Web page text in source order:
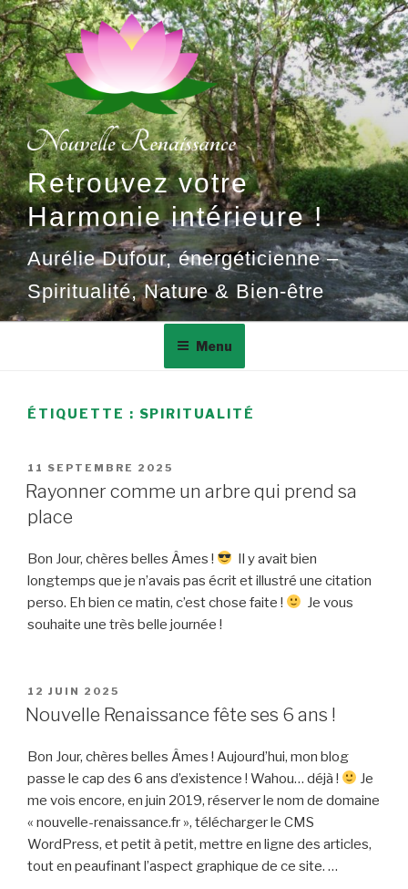
Aller
au
contenu
principal
Retrouvez votre
Harmonie intérieure !
Aurélie Dufour, énergéticienne –
Spiritualité, Nature & Bien-être
Menu
ÉTIQUETTE : SPIRITUALITÉ
PUBLIÉ
LE
11 SEPTEMBRE 2025
Rayonner comme un arbre qui prend sa
place
Bon Jour, chères belles Âmes !
Il y avait bien
longtemps que je n’avais pas écrit et illustré une citation
perso. Eh bien ce matin, c’est chose faite !
Je vous
souhaite une très belle journée !
PUBLIÉ
LE
12 JUIN 2025
Nouvelle Renaissance fête ses 6 ans !
Bon Jour, chères belles Âmes ! Aujourd’hui, mon blog
passe le cap des 6 ans d’existence ! Wahou… déjà !
Je
me vois encore, en juin 2019, réserver le nom de domaine
« nouvelle-renaissance.fr », télécharger le CMS
WordPress, et petit à petit, mettre en ligne des articles,
tout en peaufinant l’aspect graphique de ce site. …